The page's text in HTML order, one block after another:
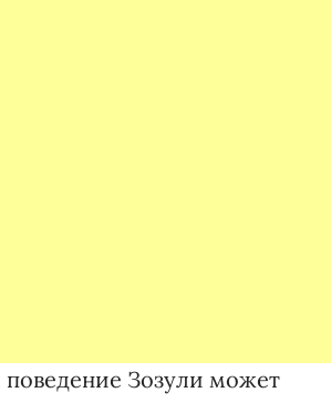
Зозули может